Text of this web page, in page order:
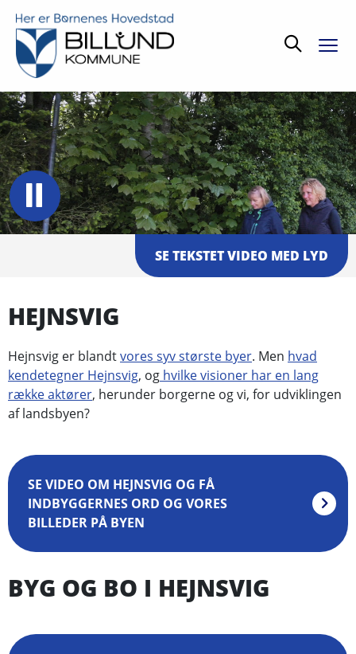
Søg
SE TEKSTET VIDEO MED LYD
HEJNSVIG
Hejnsvig er blandtvores syv største byer. Men hvad
kendetegner Hejnsvig, og hvilke visioner har en lang
række aktører, herunder borgerne og vi, for udviklingen
af landsbyen?
SE VIDEO OM HEJNSVIG OG FÅ
INDBYGGERNES ORD OG VORES
BILLEDER PÅ BYEN
BYG OG BO I HEJNSVIG